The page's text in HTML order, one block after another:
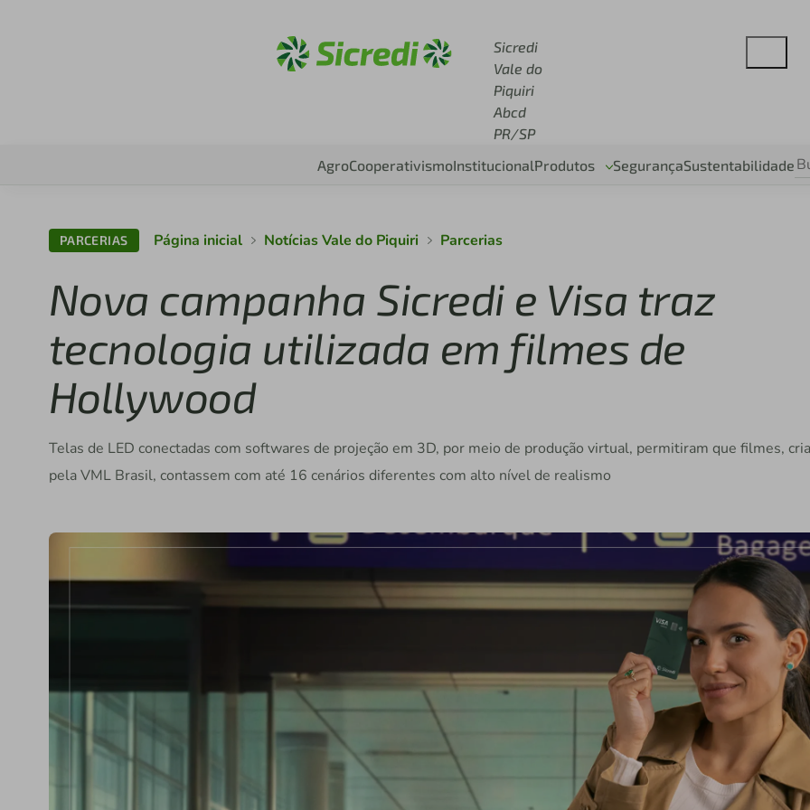
Sicredi
Vale do
Piquiri
Abcd
PR/SP
AgroCooperativismoInstitucionalProdutos SegurançaSustentabilidade
PARCERIAS Página inicial Notícias Vale do Piquiri Parcerias
Nova campanha Sicredi e Visa traz
tecnologia utilizada em filmes de
Hollywood
Telas de LED conectadas com softwares de projeção em 3D, por meio de produção virtual, permitiram que filmes,
pela VML Brasil, contassem com até 16 cenários diferentes com alto nível de realismo